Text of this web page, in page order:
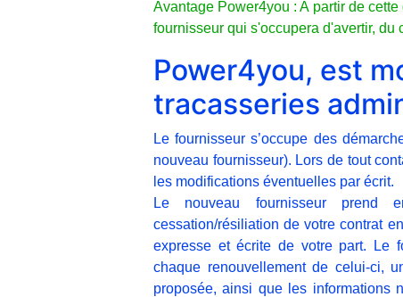
Avantage Power4you : A partir de
fournisseur qui s'occupera d'avertir, du
Power4you, est
tracasseries
Le fournisseur s’occupe des
nouveau fournisseur). Lors de tout
les modifications éventuelles par écrit.
Le nouveau fournisseur prend
cessation/résiliation de votre contrat
expresse et écrite de votre part. Le
chaque renouvellement de celui-ci,
proposée, ainsi que les informations